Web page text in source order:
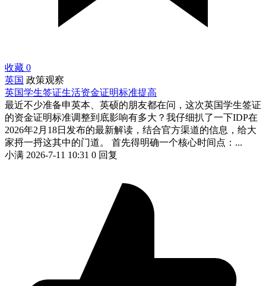
收藏 0
英国 政策观察
英国学生签证生活资金证明标准提高
最近不少准备申英本、英硕的朋友都在问，这次英国学生签证
的资金证明标准调整到底影响有多大？我仔细扒了一下IDP在
2026年2月18日发布的最新解读，结合官方渠道的信息，给大
家捋一捋这其中的门道。 首先得明确一个核心时间点：...
小满 2026-7-11 10:31 0 回复